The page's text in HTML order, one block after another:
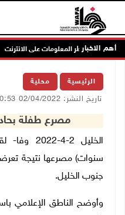
أهم الاخبار
من مخاطر المعلومات على الانترنت
الرئيسية محلية
تاريخ النشر: 02/04/2022 10:53 م
مصرع طفلة
سنوات) مصرعها نتيجة
جنوب الخليل.
وأوضح الناطق الإعلامي